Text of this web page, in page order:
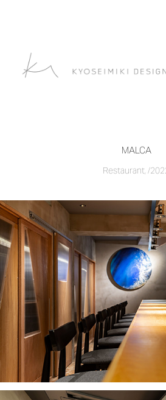
MALCA
Restaurant, /